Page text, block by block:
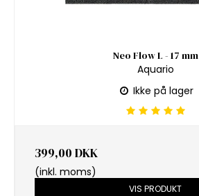
Neo Flow L - 17 mm
Aquario
Ikke på lager
399,00 DKK
(inkl. moms)
VIS PRODUKT